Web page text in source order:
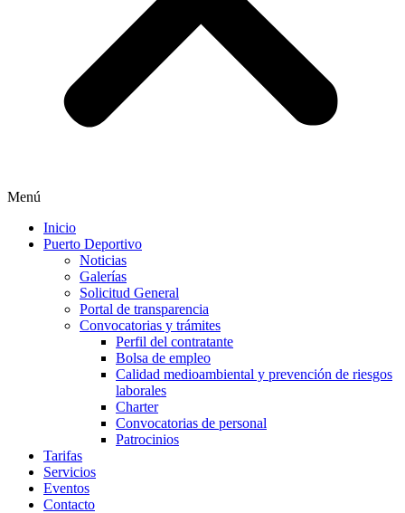
Menú
Inicio
Puerto Deportivo
Noticias
Galerías
Solicitud General
Portal de transparencia
Convocatorias y trámites
Perfil del contratante
Bolsa de empleo
Calidad medioambiental y prevención de riesgos
laborales
Charter
Convocatorias de personal
Patrocinios
Tarifas
Servicios
Eventos
Contacto